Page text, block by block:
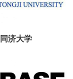
同济大学